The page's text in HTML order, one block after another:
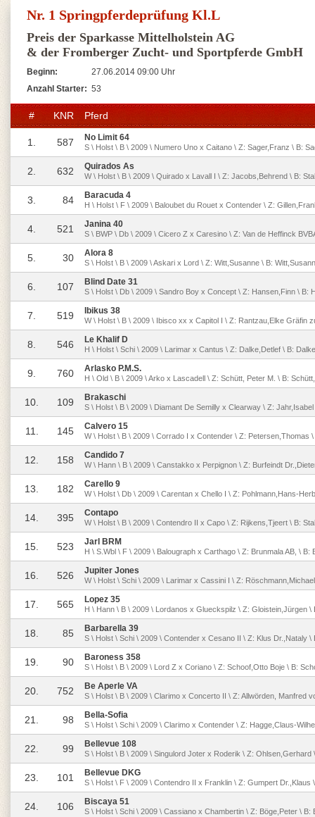
Nr. 1 Springpferdeprüfung Kl.L
Preis der Sparkasse Mittelholstein AG
& der Fromberger Zucht- und Sportpferde GmbH
Beginn:
27.06.2014 09:00 Uhr
Anzahl Starter: 53
# KNR Pferd
1. 587 No Limit 64
S \ Holst \ B \ 2009 \ Numero Uno x Caitano \ Z: Sager,Franz \ B:
2. 632 Quirados As
W \ Holst \ B \ 2009 \ Quirado x Lavall I \ Z: Jacobs,Behrend \ B:
3. 84 Baracuda 4
H \ Holst \ F \ 2009 \ Baloubet du Rouet x Contender \ Z:
4. 521 Janina 40
S \ BWP \ Db \ 2009 \ Cicero Z x Caresino \ Z: Van de Heffinck
5. 30 Alora 8
S \ Holst \ B \ 2009 \ Askari x Lord \ Z: Witt,Susanne \ B:
6. 107 Blind Date 31
S \ Holst \ Db \ 2009 \ Sandro Boy x Concept \ Z: Hansen,Finn \ B:
7. 519 Ibikus 38
W \ Holst \ B \ 2009 \ Ibisco xx x Capitol I \ Z: Rantzau,Elke Gräfin
8. 546 Le Khalif D
H \ Holst \ Schi \ 2009 \ Larimar x Cantus \ Z: Dalke,Detlef \ B:
9. 760 Arlasko P.M.S.
H \ Old \ B \ 2009 \ Arko x Lascadell \ Z: Schütt, Peter M. \ B:
10. 109 Brakaschi
S \ Holst \ B \ 2009 \ Diamant De Semilly x Clearway \ Z:
11. 145 Calvero 15
W \ Holst \ B \ 2009 \ Corrado I x Contender \ Z: Petersen,Thomas
12. 158 Candido 7
W \ Hann \ B \ 2009 \ Canstakko x Perpignon \ Z: Burfeindt
13. 182 Carello 9
W \ Holst \ Db \ 2009 \ Carentan x Chello I \ Z: Pohlmann,Hans-
14. 395 Contapo
W \ Holst \ B \ 2009 \ Contendro II x Capo \ Z: Rijkens,Tjeert \ B:
15. 523 Jarl BRM
H \ S.Wbl \ F \ 2009 \ Balougraph x Carthago \ Z: Brunmala AB, \ B:
16. 526 Jupiter Jones
W \ Holst \ Schi \ 2009 \ Larimar x Cassini I \ Z:
17. 565 Lopez 35
H \ Hann \ B \ 2009 \ Lordanos x Glueckspilz \ Z: Gloistein,Jürgen \
18. 85 Barbarella 39
S \ Holst \ Schi \ 2009 \ Contender x Cesano II \ Z: Klus Dr.,Nataly \
19. 90 Baroness 358
S \ Holst \ B \ 2009 \ Lord Z x Coriano \ Z: Schoof,Otto Boje \ B:
20. 752 Be Aperle VA
S \ Holst \ B \ 2009 \ Clarimo x Concerto II \ Z: Allwörden, Manfred
21. 98 Bella-Sofia
S \ Holst \ Schi \ 2009 \ Clarimo x Contender \ Z: Hagge,Claus-
22. 99 Bellevue 108
S \ Holst \ B \ 2009 \ Singulord Joter x Roderik \ Z: Ohlsen,Gerhard
23. 101 Bellevue DKG
S \ Holst \ F \ 2009 \ Contendro II x Franklin \ Z: Gumpert Dr.,Klaus
24. 106 Biscaya 51
S \ Holst \ Schi \ 2009 \ Cassiano x Chambertin \ Z: Böge,Peter \ B: